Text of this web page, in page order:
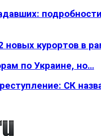
новых курортов в
по Украине, но…
СК